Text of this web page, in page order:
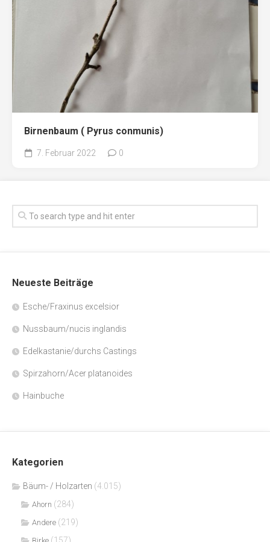
Birnenbaum ( Pyrus conmunis)
7. Februar 2022 0
Neueste Beiträge
Esche/Fraxinus excelsior
Nussbaum/nucis inglandis
Edelkastanie/durchs Castings
Spirzahorn/Acer platanoides
Hainbuche
Kategorien
Bäum- / Holzarten (4.015)
Ahorn (284)
Andere (219)